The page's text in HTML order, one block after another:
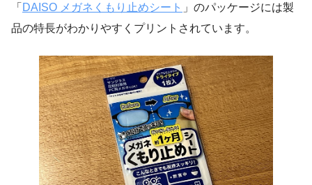
「 DAISO メガネくもり止めシート 」のパッケージには製
品の特長がわかりやすくプリントされています。